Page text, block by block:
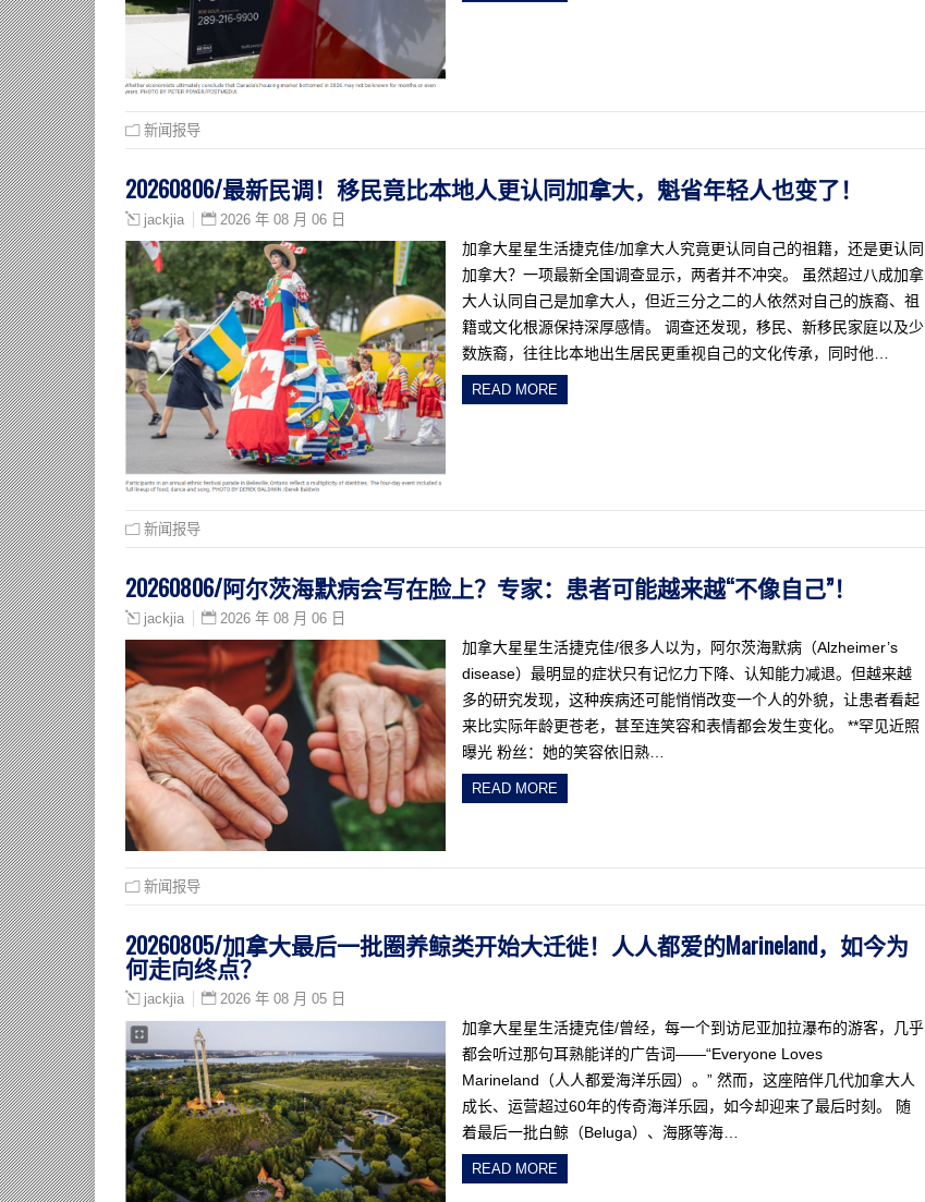
新闻报导
20260806/最新民调！移民竟比本地人更认同加拿大，魁省年轻人也变了！
jackjia 2026 年 08 月 06 日
加拿大星星生活捷克佳/加拿大人究竟更认同自己的祖籍，还是更认同
加拿大？一项最新全国调查显示，两者并不冲突。 虽然超过八成加拿
大人认同自己是加拿大人，但近三分之二的人依然对自己的族裔、祖
籍或文化根源保持深厚感情。 调查还发现，移民、新移民家庭以及少
数族裔，往往比本地出生居民更重视自己的文化传承，同时他…
READ MORE
新闻报导
20260806/阿尔茨海默病会写在脸上？专家：患者可能越来越“不像自己”！
jackjia 2026 年 08 月 06 日
加拿大星星生活捷克佳/很多人以为，阿尔茨海默病（Alzheimer’s
disease）最明显的症状只有记忆力下降、认知能力减退。但越来越
多的研究发现，这种疾病还可能悄悄改变一个人的外貌，让患者看起
来比实际年龄更苍老，甚至连笑容和表情都会发生变化。 **罕见近照
曝光 粉丝：她的笑容依旧熟…
READ MORE
新闻报导
20260805/加拿大最后一批圈养鲸类开始大迁徙！人人都爱的Marineland，如今为
何走向终点？
jackjia 2026 年 08 月 05 日
加拿大星星生活捷克佳/曾经，每一个到访尼亚加拉瀑布的游客，几乎
都会听过那句耳熟能详的广告词——“Everyone Loves
Marineland（人人都爱海洋乐园）。” 然而，这座陪伴几代加拿大人
成长、运营超过60年的传奇海洋乐园，如今却迎来了最后时刻。 随
着最后一批白鲸（Beluga）、海豚等海…
READ MORE